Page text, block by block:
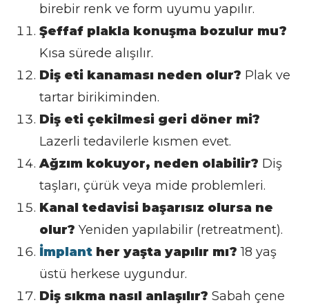
birebir renk ve form uyumu yapılır.
Şeffaf plakla konuşma bozulur mu?
Kısa sürede alışılır.
Diş eti kanaması neden olur? Plak ve
tartar birikiminden.
Diş eti çekilmesi geri döner mi?
Lazerli tedavilerle kısmen evet.
Ağzım kokuyor, neden olabilir? Diş
taşları, çürük veya mide problemleri.
Kanal tedavisi başarısız olursa ne
olur? Yeniden yapılabilir (retreatment).
İmplanther yaşta yapılır mı? 18 yaş
üstü herkese uygundur.
Diş sıkma nasıl anlaşılır? Sabah çene